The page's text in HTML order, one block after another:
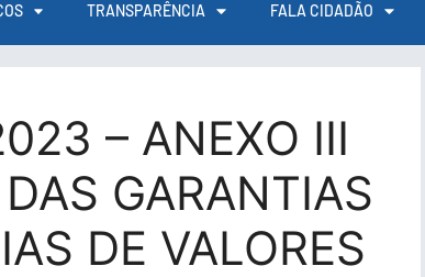
TRANSPARÊNCIA FALA CIDADÃO
– ANEXO III
GARANTIAS
DE VALORES